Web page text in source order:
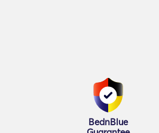
BednBlue